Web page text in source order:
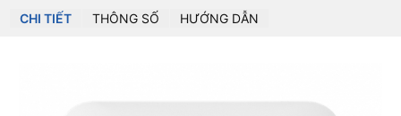
CHI TIẾT
THÔNG SỐ HƯỚNG DẪN